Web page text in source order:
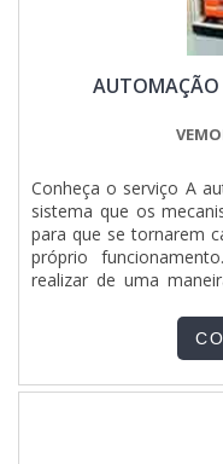
AUTOMAÇÃO
Conheça o serviço A
sistema que os
para que se tornarem
próprio
realizar de uma
contínuas, entre
fazer atribuição de